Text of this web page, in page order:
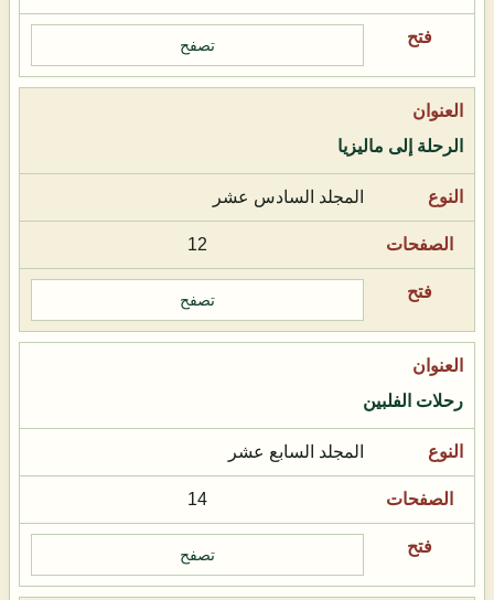
تصفح
الرحلة إلى ماليزيا
المجلد السادس عشر
12
تصفح
رحلات الفلبين
المجلد السابع عشر
14
تصفح